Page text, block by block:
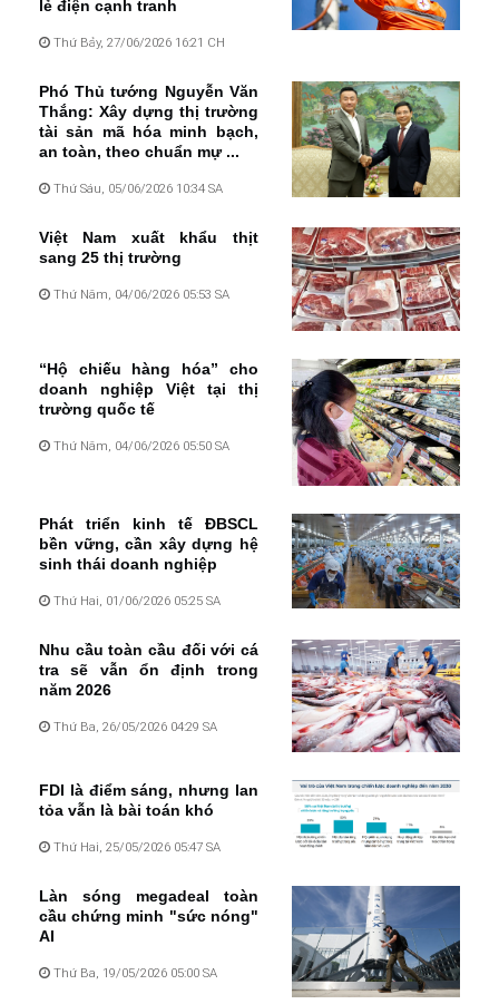
lẻ điện cạnh tranh
Thứ Bảy, 27/06/2026 16:21 CH
Phó Thủ tướng Nguyễn Văn
Thắng: Xây dựng thị trường
tài sản mã hóa minh bạch,
an toàn, theo chuẩn mự ...
Thứ Sáu, 05/06/2026 10:34 SA
Việt Nam xuất khẩu thịt
sang 25 thị trường
Thứ Năm, 04/06/2026 05:53 SA
“Hộ chiếu hàng hóa” cho
doanh nghiệp Việt tại thị
trường quốc tế
Thứ Năm, 04/06/2026 05:50 SA
Phát triển kinh tế ĐBSCL
bền vững, cần xây dựng hệ
sinh thái doanh nghiệp
Thứ Hai, 01/06/2026 05:25 SA
Nhu cầu toàn cầu đối với cá
tra sẽ vẫn ổn định trong
năm 2026
Thứ Ba, 26/05/2026 04:29 SA
FDI là điểm sáng, nhưng lan
tỏa vẫn là bài toán khó
Thứ Hai, 25/05/2026 05:47 SA
Làn sóng megadeal toàn
cầu chứng minh "sức nóng"
AI
Thứ Ba, 19/05/2026 05:00 SA